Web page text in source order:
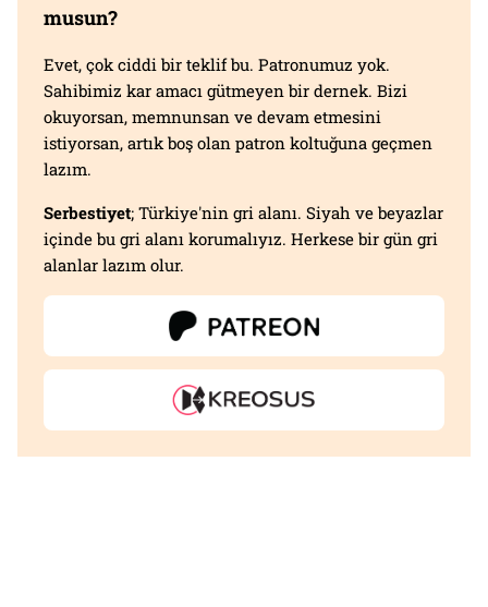
musun?
Evet, çok ciddi bir teklif bu. Patronumuz yok.
Sahibimiz kar amacı gütmeyen bir dernek. Bizi
okuyorsan, memnunsan ve devam etmesini
istiyorsan, artık boş olan patron koltuğuna geçmen
lazım.
Serbestiyet; Türkiye'nin gri alanı. Siyah ve beyazlar
içinde bu gri alanı korumalıyız. Herkese bir gün gri
alanlar lazım olur.